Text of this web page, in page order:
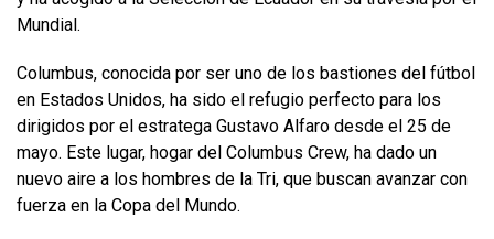
Mundial.
Columbus, conocida por ser uno de los bastiones del fútbol
en Estados Unidos, ha sido el refugio perfecto para los
dirigidos por el estratega Gustavo Alfaro desde el 25 de
mayo. Este lugar, hogar del Columbus Crew, ha dado un
nuevo aire a los hombres de la Tri, que buscan avanzar con
fuerza en la Copa del Mundo.